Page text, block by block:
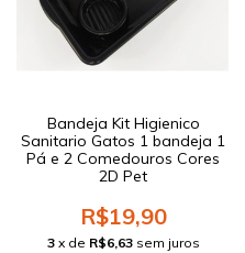
Bandeja Kit Higienico
Sanitario Gatos 1 bandeja 1
Pá e 2 Comedouros Cores
2D Pet
R$19,90
3 x de R$6,63 sem juros